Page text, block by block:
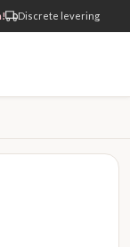
Discrete levering